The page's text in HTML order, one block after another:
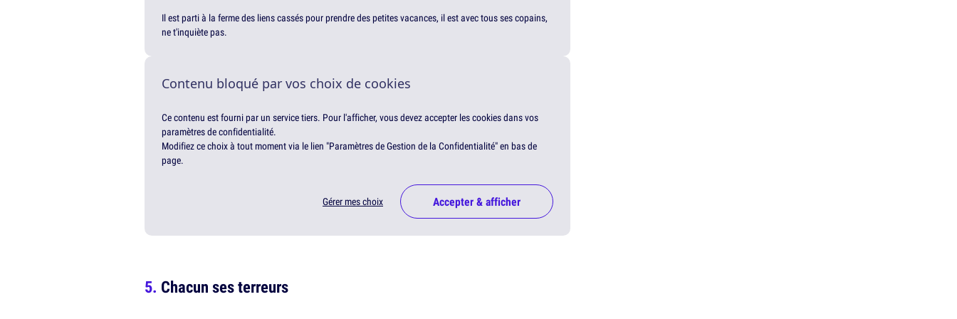
Il est parti à la ferme des liens cassés pour prendre des petites vacances, il est avec tous ses copains,
ne t'inquiète pas.
Contenu bloqué par vos choix de cookies
Ce contenu est fourni par un service tiers. Pour l'afficher, vous devez accepter les cookies dans vos
paramètres de confidentialité.
Modifiez ce choix à tout moment via le lien "Paramètres de Gestion de la Confidentialité" en bas de
page.
Gérer mes choix Accepter & afficher
Chacun ses terreurs